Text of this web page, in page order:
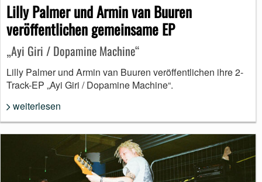
Lilly Palmer und Armin van Buuren
veröffentlichen gemeinsame EP
„Ayi Giri / Dopamine Machine“
Lilly Palmer und Armin van Buuren veröffentlichen ihre 2-
Track-EP „Ayi Giri / Dopamine Machine“.
weiterlesen